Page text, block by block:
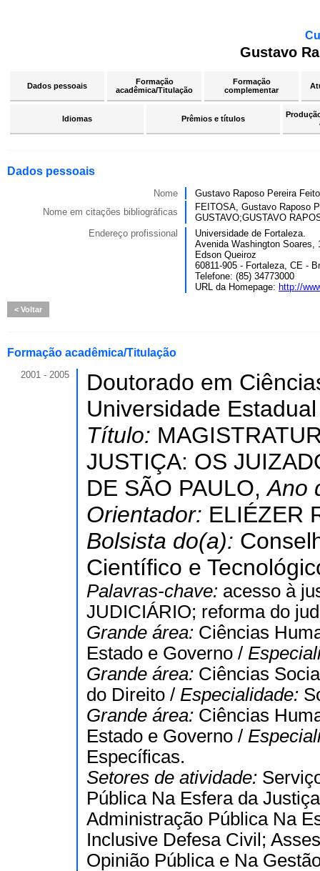
Gustavo
Dados pessoais
Formação
acadêmica/Titulação
Formação
complementar
Idiomas Prêmios e títulos
Dados pessoais
Nome
Gustavo Raposo Pereira
Nome em citações bibliográficas
FEITOSA, Gustavo Raposo
GUSTAVO;GUSTAVO
Endereço profissional
Universidade de Fortaleza.
Avenida Washington Soares,
Edson Queiroz
60811-905 - Fortaleza, CE -
Telefone: (85) 34773000
URL da Homepage: http://
Voltar
Formação acadêmica/Titulação
2001 - 2005
Doutorado em
Universidade
Título:
JUSTIÇA: OS
DE SÃO PAULO,Ano
Orientador: ELIÉZER
Bolsista do(a):
Científico e
Palavras-chave: acesso à
JUDICIÁRIO; reforma do
Grande área: Ciências
Estado e Governo /
Grande área: Ciências
do Direito / Especialidade:
Grande área: Ciências
Estado e Governo /
Específicas.
Setores de atividade:
Pública Na Esfera da
Administração Pública Na
Inclusive Defesa Civil;
Opinião Pública e Na